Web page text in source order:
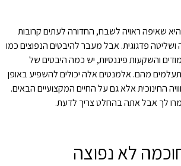
שאיפה ראויה לשבח, החדורה לעתים קרובות
פדגוגית. אבל מעבר להיבטים הנפוצים כמו
והשקעות פיננסיות, יש כמה היבטים של
מהם. אלמנטים אלה יכולים להשפיע באופן
החינוכית אלא גם על החיים המקצועיים הבאים.
לך אבל אתה בהחלט צריך לדעת.
לא נפוצה